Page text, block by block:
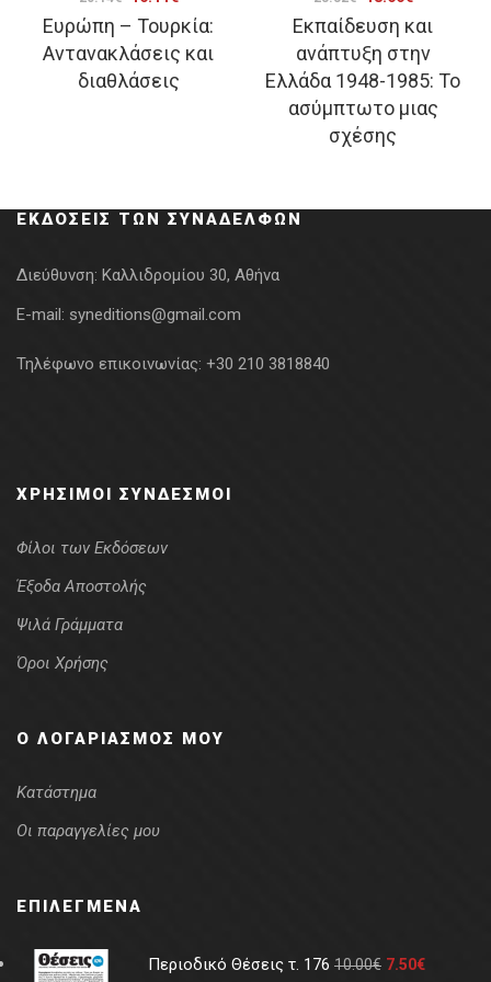
Ευρώπη – Τουρκία:
Αντανακλάσεις και
διαθλάσεις
price
was:
20.14€.
τρέχουσα
τιμή
είναι:
Εκπαίδευση και
ανάπτυξη στην
Ελλάδα 1948-1985: Το
ασύμπτωτο μιας
σχέσης
price
was:
23.32€.
τρέχουσα
τιμή
είναι:
18.66€.
ΕΚΔΌΣΕΙΣ ΤΩΝ ΣΥΝΑΔΈΛΦΩΝ
Διεύθυνση: Καλλιδρομίου 30, Αθήνα
E-mail: syneditions@gmail.com
Τηλέφωνο επικοινωνίας: +30 210 3818840
ΧΡΉΣΙΜΟΙ ΣΎΝΔΕΣΜΟΙ
Φίλοι των Εκδόσεων
Έξοδα Αποστολής
Ψιλά Γράμματα
Όροι Χρήσης
Ο ΛΟΓΑΡΙΑΣΜΌΣ ΜΟΥ
Κατάστημα
Οι παραγγελίες μου
ΕΠΙΛΕΓΜΈΝΑ
Περιοδικό Θέσεις τ. 176 10.00€ 7.50€